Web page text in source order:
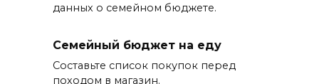
данных о семейном бюджете.
Семейный бюджет на еду
Составьте список покупок перед
походом в магазин.